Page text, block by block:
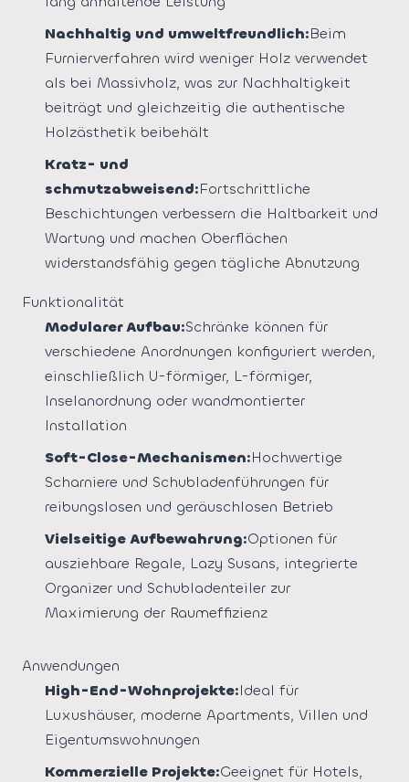
Nachhaltig und umweltfreundlich:Beim
Furnierverfahren wird weniger Holz verwendet
als bei Massivholz, was zur Nachhaltigkeit
beiträgt und gleichzeitig die authentische
Holzästhetik beibehält
Kratz- und
schmutzabweisend:Fortschrittliche
Beschichtungen verbessern die Haltbarkeit und
Wartung und machen Oberflächen
widerstandsfähig gegen tägliche Abnutzung
Funktionalität
Modularer Aufbau:Schränke können für
verschiedene Anordnungen konfiguriert werden,
einschließlich U-förmiger, L-förmiger,
Inselanordnung oder wandmontierter
Installation
Soft-Close-Mechanismen:Hochwertige
Scharniere und Schubladenführungen für
reibungslosen und geräuschlosen Betrieb
Vielseitige Aufbewahrung:Optionen für
ausziehbare Regale, Lazy Susans, integrierte
Organizer und Schubladenteiler zur
Maximierung der Raumeffizienz
Anwendungen
High-End-Wohnprojekte:Ideal für
Luxushäuser, moderne Apartments, Villen und
Eigentumswohnungen
Kommerzielle Projekte:Geeignet für Hotels,